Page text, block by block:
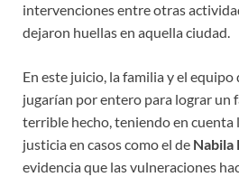
intervenciones entre otras
dejaron huellas en aquella ciudad.
En este juicio, la familia y el equipo
jugarían por entero para lograr un
terrible hecho, teniendo en cuenta
justicia en casos como el de Nabila
evidencia que las vulneraciones